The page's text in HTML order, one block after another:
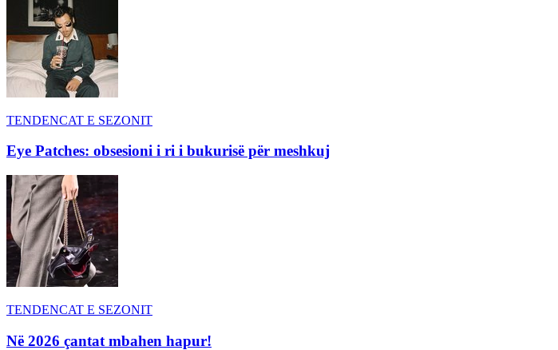
TENDENCAT E SEZONIT
Eye Patches: obsesioni i ri i bukurisë për meshkuj
TENDENCAT E SEZONIT
Në 2026 çantat mbahen hapur!